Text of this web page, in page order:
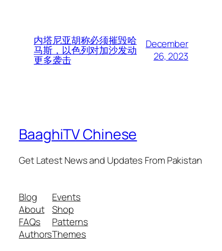
内塔尼亚胡称必须摧毁哈
马斯，以色列对加沙发动
更多袭击
December
26, 2023
BaaghiTV Chinese
Get Latest News and Updates From Pakistan
Blog
About
FAQs
Authors
Events
Shop
Patterns
Themes